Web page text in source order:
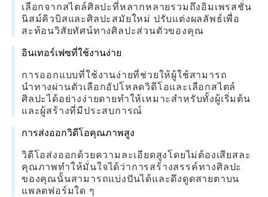
เลือกจากสไตล์ศิลปะที่หลากหลายรวมถึงอิมเพรสชั่น
นิสม์คิวบิสและศิลปะสมัยใหม่ ปรับแต่งผลลัพธ์เพื่อ
สะท้อนวิสัยทัศน์ทางศิลปะส่วนตัวของคุณ
อินเทอร์เฟซที่ใช้งานง่าย
การออกแบบที่ใช้งานง่ายที่ช่วยให้ผู้ใช้สามารถ
นำทางผ่านตัวเลือกอัปโหลดวิดีโอและเลือกสไตล์
ศิลปะได้อย่างง่ายดายทำให้เหมาะสำหรับทั้งผู้เริ่มต้น
และผู้สร้างที่มีประสบการณ์
การส่งออกวิดีโอคุณภาพสูง
วิดีโอส่งออกด้วยความละเอียดสูงโดยไม่ต้องเสียสละ
คุณภาพทำให้มั่นใจได้ว่าการสร้างสรรค์ทางศิลปะ
ของคุณนั้นสามารถแบ่งปันได้และดึงดูดสายตาบน
แพลตฟอร์มใด ๆ